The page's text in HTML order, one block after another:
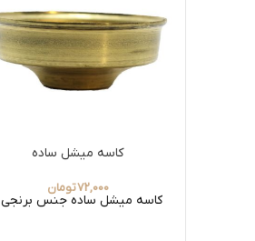
کاسه میشل ساده
72,000تومان
کاسه میشل ساده جنس برنجی